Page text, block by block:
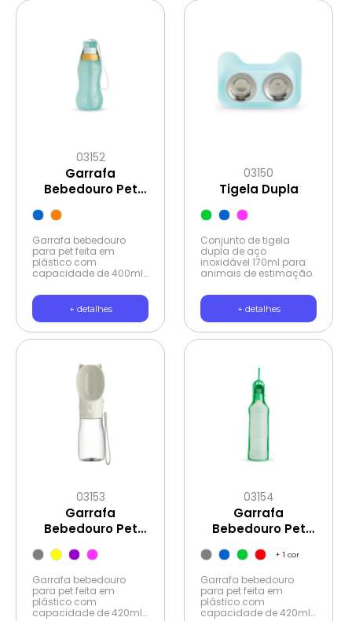
03152
Garrafa
Bebedouro Pet
Garrafa bebedouro
para pet feita em
plástico com
capacidade de 400ml.
antivazamento com
sistema retrátil, basta
puxar a garrafa para a
da tigela. Acompanha
+ detalhes
03150
Tigela Dupla
Conjunto de tigela
dupla de aço
inoxidável 170ml para
animais de estimação.
+ detalhes
03153
Garrafa
Bebedouro Pet
420ml
Garrafa bebedouro
para pet feita em
plástico com
capacidade de 420ml.
03154
Garrafa
Bebedouro Pet
420ml
+ 1 cor
Garrafa bebedouro
para pet feita em
plástico com
capacidade de 420ml.